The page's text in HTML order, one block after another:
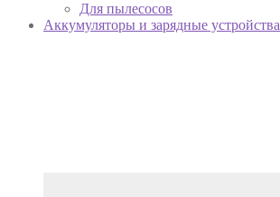
Для пылесосов
Аккумуляторы и зарядные устройства